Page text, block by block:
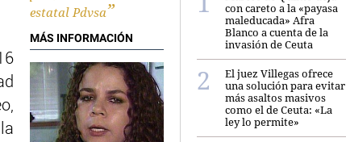
estatal Pdvsa
MÁS INFORMACIÓN
con careto a la «payasa
maleducada» Afra
Blanco a cuenta de la
invasión de Ceuta
El juez Villegas ofrece
una solución para evitar
más asaltos masivos
como el de Ceuta: «La
ley lo permite»